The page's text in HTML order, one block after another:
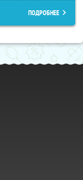
ПОДРОБНЕЕ